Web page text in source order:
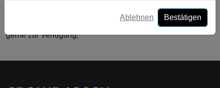
Ihr Team von Crowd4Cash steht Ihnen bei Fragen sehr
gerne zur Verfügung.
Ablehnen Bestätigen